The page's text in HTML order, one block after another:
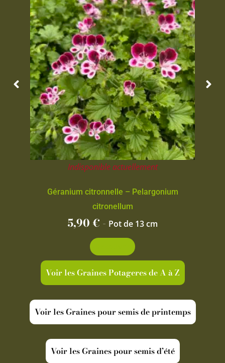
Indisponible actuellement
Géranium citronnelle – Pelargonium
citronellum
5,90€ - Pot de 13 cm
Voir les Graines Potageres de A à Z
Voir les Graines pour semis de printemps
Voir les Graines pour semis d’été